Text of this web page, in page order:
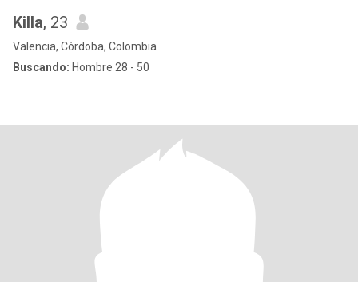
Killa, 23
Valencia, Córdoba, Colombia
Buscando: Hombre 28 - 50